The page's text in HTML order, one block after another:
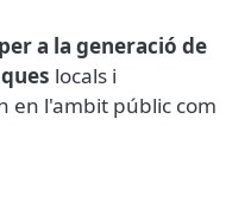
a la generació de
locals i
en l'ambit públic com